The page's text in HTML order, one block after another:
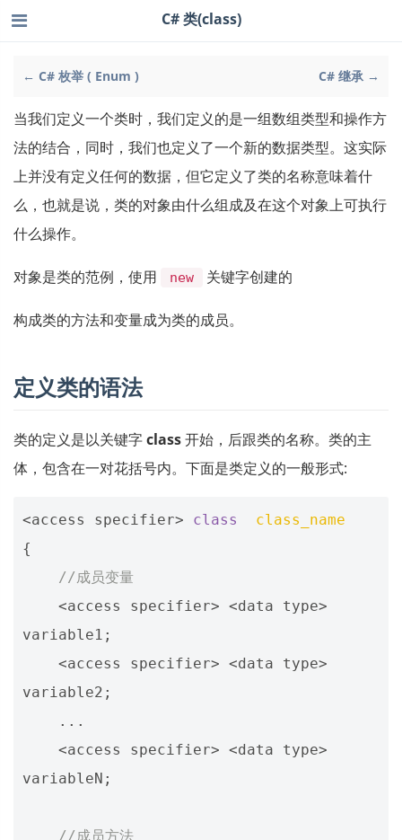
← C# 枚举 ( Enum ) C# 继承 →
C# 类(class)
当我们定义一个类时，我们定义的是一组数组类型和操作方
法的结合，同时，我们也定义了一个新的数据类型。这实际
上并没有定义任何的数据，但它定义了类的名称意味着什
么，也就是说，类的对象由什么组成及在这个对象上可执行
什么操作。
对象是类的范例，使用 new 关键字创建的
构成类的方法和变量成为类的成员。
定义类的语法
类的定义是以关键字class开始，后跟类的名称。类的主
体，包含在一对花括号内。下面是类定义的一般形式:
<access specifier> class
class_name
{
//成员变量
<access specifier> <data type>
variable1 ;
<access specifier> <data type>
variable2 ;
...
<access specifier> <data type>
variableN ;
//成员方法